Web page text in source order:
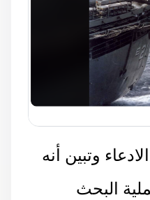
وتبين أنه
البحث